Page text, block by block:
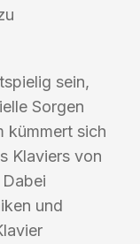
sein,
Sorgen
kümmert sich
Klaviers von
und